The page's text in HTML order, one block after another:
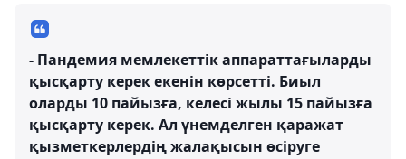
- Пандемия мемлекеттік аппараттағыларды
қысқарту керек екенін көрсетті. Биыл
оларды 10 пайызға, келесі жылы 15 пайызға
қысқарту керек. Ал үнемделген қаражат
қызметкерлердің жалақысын өсіруге